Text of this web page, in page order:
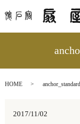
HOME
2017/11/02